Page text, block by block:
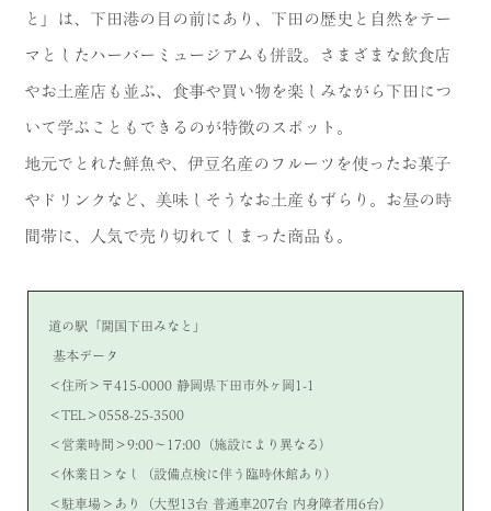
と」は、下田港の目の前にあり、下田の歴史と自然をテー
マとしたハーバーミュージアムも併設。さまざまな飲食店
やお土産店も並ぶ、食事や買い物を楽しみながら下田につ
いて学ぶこともできるのが特徴のスポット。
地元でとれた鮮魚や、伊豆名産のフルーツを使ったお菓子
やドリンクなど、美味しそうなお土産もずらり。お昼の時
間帯に、人気で売り切れてしまった商品も。
道の駅「開国下田みなと」
基本データ
＜住所＞〒415-0000 静岡県下田市外ヶ岡1-1
＜TEL＞0558-25-3500
＜営業時間＞9:00～17:00（施設により異なる）
＜休業日＞なし（設備点検に伴う臨時休館あり）
＜駐車場＞あり（大型13台 普通車207台 内身障者用6台）